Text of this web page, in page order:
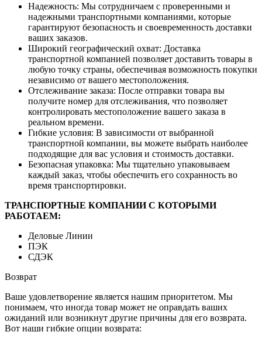
Надежность: Мы сотрудничаем с проверенными и
надежными транспортными компаниями, которые
гарантируют безопасность и своевременность доставки
ваших заказов.
Широкий географический охват: Доставка
транспортной компанией позволяет доставить товары в
любую точку страны, обеспечивая возможность покупки
независимо от вашего местоположения.
Отслеживание заказа: После отправки товара вы
получите номер для отслеживания, что позволяет
контролировать местоположение вашего заказа в
реальном времени.
Гибкие условия: В зависимости от выбранной
транспортной компании, вы можете выбрать наиболее
подходящие для вас условия и стоимость доставки.
Безопасная упаковка: Мы тщательно упаковываем
каждый заказ, чтобы обеспечить его сохранность во
время транспортировки.
ТРАНСПОРТНЫЕ КОМПАНИИ С КОТОРЫМИ
РАБОТАЕМ:
Деловые Линии
ПЭК
СДЭК
Возврат
Ваше удовлетворение является нашим приоритетом. Мы
понимаем, что иногда товар может не оправдать ваших
ожиданий или возникнут другие причины для его возврата.
Вот наши гибкие опции возврата: